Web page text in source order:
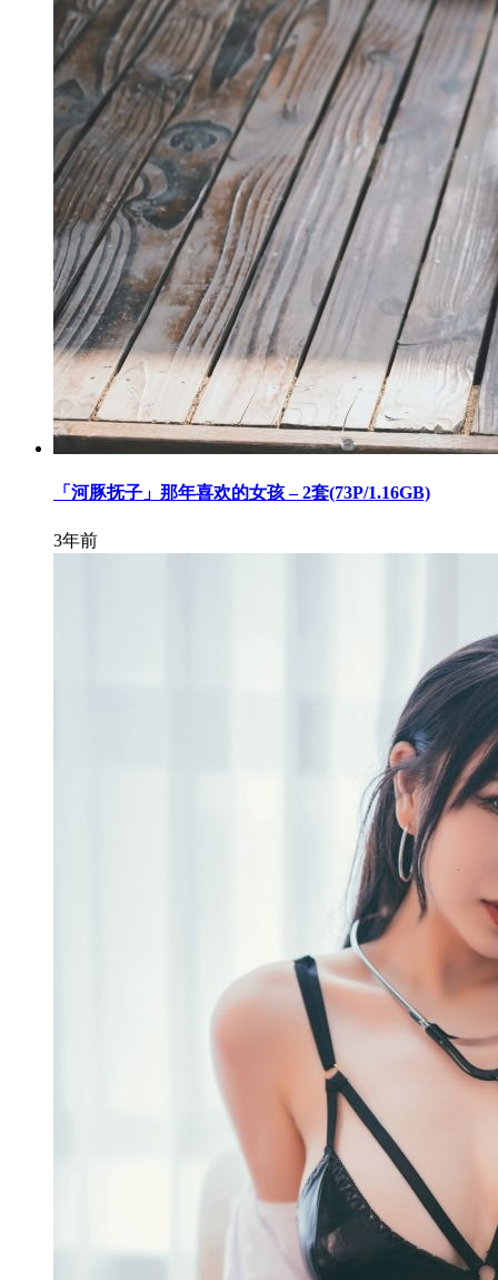
「河豚抚子」那年喜欢的女孩 – 2套(73P/1.16GB)
3年前